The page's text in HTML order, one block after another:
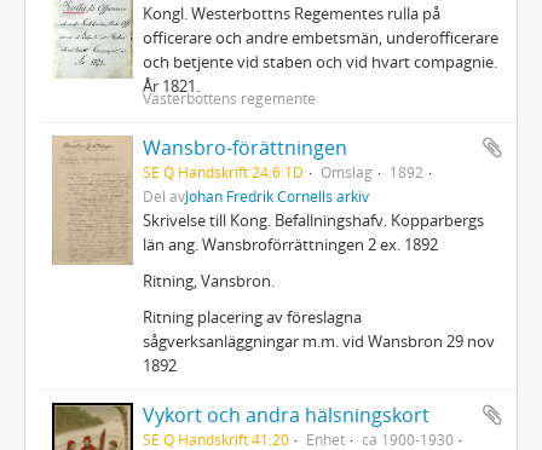
Kongl. Westerbottns Regementes rulla på
officerare och andre embetsmän, underofficerare
och betjente vid staben och vid hvart compagnie.
År 1821.
Västerbottens regemente
Wansbro-förättningen
SE Q Handskrift 24:6:1D Omslag
1892
Del avJohan Fredrik Cornells arkiv
Skrivelse till Kong. Befallningshafv. Kopparbergs
län ang. Wansbroförrättningen 2 ex. 1892
Ritning, Vansbron.
Ritning placering av föreslagna
sågverksanläggningar m.m. vid Wansbron 29 nov
1892
Vykort och andra hälsningskort
SE Q Handskrift 41:20 Enhet
ca 1900-1930